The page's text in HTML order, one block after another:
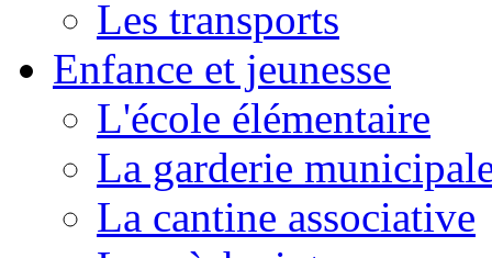
Les transports
Enfance et jeunesse
L'école élémentaire
La garderie
La cantine associative